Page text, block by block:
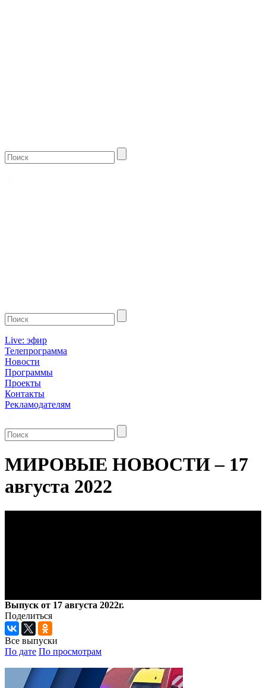
Live: эфир
Телепрограмма
Новости
Программы
Проекты
Контакты
Рекламодателям
МИРОВЫЕ НОВОСТИ – 17
августа 2022
Выпуск от 17 августа 2022г.
Поделиться
Все выпуски
По дате По просмотрам